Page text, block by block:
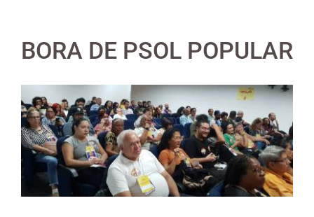
BORA DE PSOL POPULAR
View
Larger
Image